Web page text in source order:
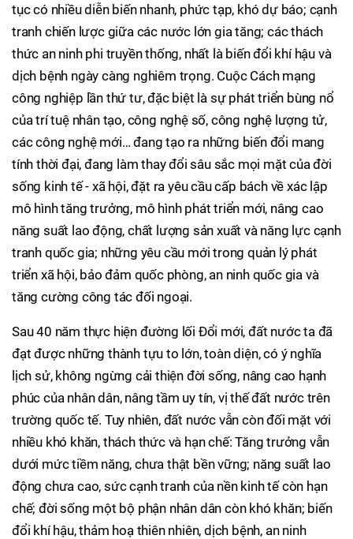
tục có nhiều diễn biến nhanh, phức tạp, khó dự báo; cạnh
tranh chiến lược giữa các nước lớn gia tăng; các thách
thức an ninh phi truyền thống, nhất là biến đổi khí hậu và
dịch bệnh ngày càng nghiêm trọng. Cuộc Cách mạng
công nghiệp lần thứ tư, đặc biệt là sự phát triển bùng nổ
của trí tuệ nhân tạo, công nghệ số, công nghệ lượng tử,
các công nghệ mới… đang tạo ra những biến đổi mang
tính thời đại, đang làm thay đổi sâu sắc mọi mặt của đời
sống kinh tế - xã hội, đặt ra yêu cầu cấp bách về xác lập
mô hình tăng trưởng, mô hình phát triển mới, nâng cao
năng suất lao động, chất lượng sản xuất và năng lực cạnh
tranh quốc gia; những yêu cầu mới trong quản lý phát
triển xã hội, bảo đảm quốc phòng, an ninh quốc gia và
tăng cường công tác đối ngoại.
Sau 40 năm thực hiện đường lối Đổi mới, đất nước ta đã
đạt được những thành tựu to lớn, toàn diện, có ý nghĩa
lịch sử, không ngừng cải thiện đời sống, nâng cao hạnh
phúc của nhân dân, nâng tầm uy tín, vị thế đất nước trên
trường quốc tế. Tuy nhiên, đất nước vẫn còn đối mặt với
nhiều khó khăn, thách thức và hạn chế: Tăng trưởng vẫn
dưới mức tiềm năng, chưa thật bền vững; năng suất lao
động chưa cao, sức cạnh tranh của nền kinh tế còn hạn
chế; đời sống một bộ phận nhân dân còn khó khăn; biến
đổi khí hậu, thảm hoạ thiên nhiên, dịch bệnh, an ninh